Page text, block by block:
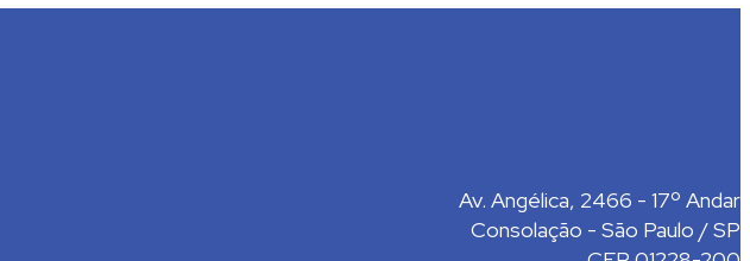
Av. Angélica, 2466 - 17º Andar
Consolação - São Paulo / SP